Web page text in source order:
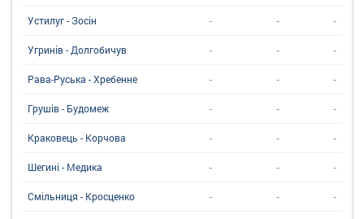
Устилуг - Зосін - - -
Угринiв - Долгобичув - - -
Рава-Руська - Хребенне - - -
Грушів - Будомеж - - -
Краковець - Корчова - - -
Шегині - Медика - - -
Смільниця - Кросценко - - -